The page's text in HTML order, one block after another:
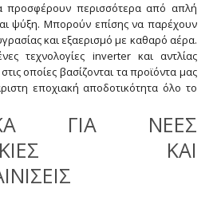
προσφέρουν περισσότερα από απλή
ψύξη. Μπορούν επίσης να παρέχουν
και εξαερισμό με καθαρό αέρα.
τεχνολογίες inverter και αντλίας
οποίες βασίζονται τα προϊόντα μας
εποχιακή αποδοτικότητα όλο το
ΓΙΑ ΝΕΕΣ
ΚΑΙ